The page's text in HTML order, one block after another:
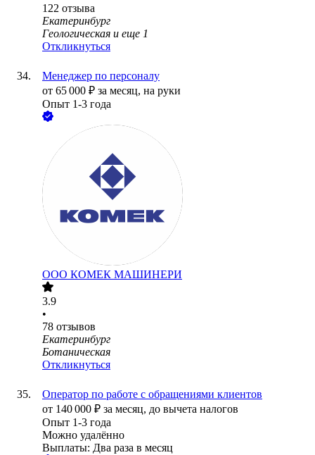
122 отзыва
Екатеринбург
Геологическая и еще 1
Откликнуться
Менеджер по персоналу
от 65 000 ₽ за месяц, на руки
Опыт 1-3 года
ООО КОМЕК МАШИНЕРИ
3.9
•
78 отзывов
Екатеринбург
Ботаническая
Откликнуться
Оператор по работе с обращениями клиентов
от 140 000 ₽ за месяц, до вычета налогов
Опыт 1-3 года
Можно удалённо
Выплаты: Два раза в месяц